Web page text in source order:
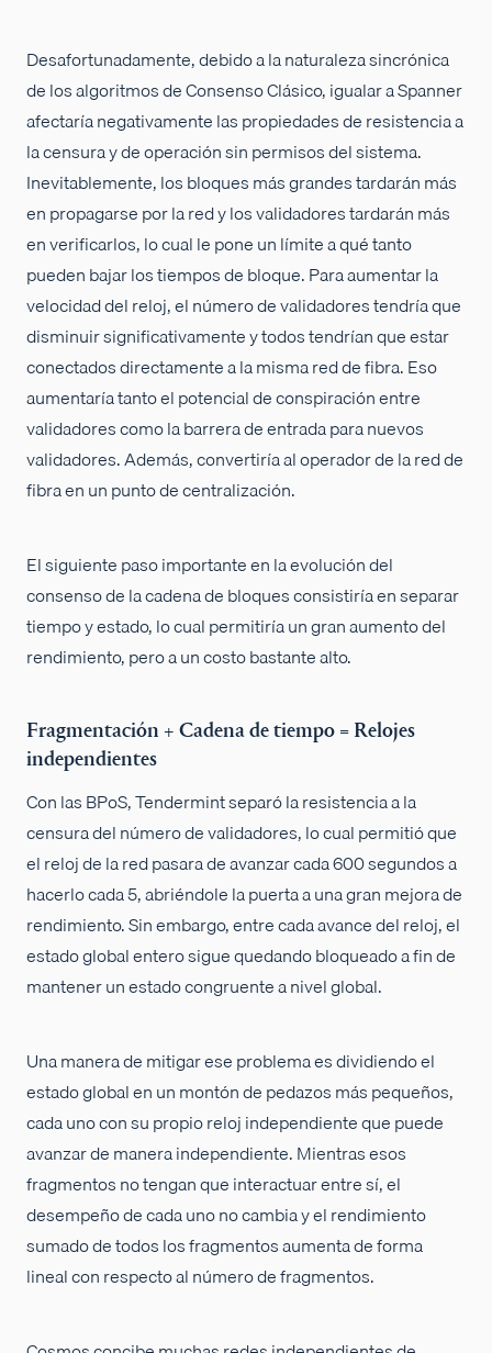
Desafortunadamente, debido a la naturaleza sincrónica
de los algoritmos de Consenso Clásico, igualar a Spanner
afectaría negativamente las propiedades de resistencia a
la censura y de operación sin permisos del sistema.
Inevitablemente, los bloques más grandes tardarán más
en propagarse por la red y los validadores tardarán más
en verificarlos, lo cual le pone un límite a qué tanto
pueden bajar los tiempos de bloque. Para aumentar la
velocidad del reloj, el número de validadores tendría que
disminuir significativamente y todos tendrían que estar
conectados directamente a la misma red de fibra. Eso
aumentaría tanto el potencial de conspiración entre
validadores como la barrera de entrada para nuevos
validadores. Además, convertiría al operador de la red de
fibra en un punto de centralización.
El siguiente paso importante en la evolución del
consenso de la cadena de bloques consistiría en separar
tiempo y estado, lo cual permitiría un gran aumento del
rendimiento, pero a un costo bastante alto.
Fragmentación + Cadena de tiempo = Relojes
independientes
Con las BPoS, Tendermint separó la resistencia a la
censura del número de validadores, lo cual permitió que
el reloj de la red pasara de avanzar cada 600 segundos a
hacerlo cada 5, abriéndole la puerta a una gran mejora de
rendimiento. Sin embargo, entre cada avance del reloj, el
estado global entero sigue quedando bloqueado a fin de
mantener un estado congruente a nivel global.
Una manera de mitigar ese problema es dividiendo el
estado global en un montón de pedazos más pequeños,
cada uno con su propio reloj independiente que puede
avanzar de manera independiente. Mientras esos
fragmentos no tengan que interactuar entre sí, el
desempeño de cada uno no cambia y el rendimiento
sumado de todos los fragmentos aumenta de forma
lineal con respecto al número de fragmentos.